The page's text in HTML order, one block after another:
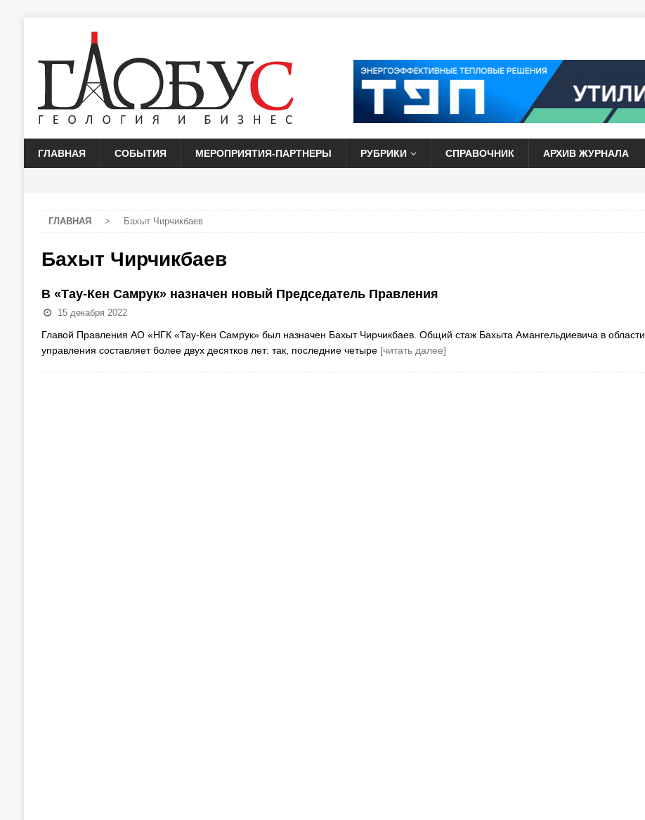
ГЛАВНАЯ СОБЫТИЯ МЕРОПРИЯТИЯ-ПАРТНЕРЫ РУБРИКИ СПРАВОЧНИК АРХИВ ЖУРНАЛА
ГЛАВНАЯ > Бахыт Чирчикбаев
Бахыт Чирчикбаев
В «Тау-Кен Самрук» назначен новый Председатель Правления
15 декабря 2022
Главой Правления АО «НГК «Тау-Кен Самрук» был назначен Бахыт Чирчикбаев. Общий стаж Бахыта Амангельдиевича в области
управления составляет более двух десятков лет: так, последние четыре [читать далее]